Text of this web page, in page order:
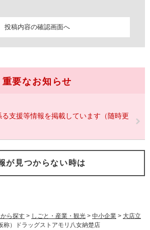
ら探す > しごと・産業・観光 > 中小企業 > 大店立
称）ドラッグストアモリ八女納楚店
重要なお知らせ
支援等情報を掲載しています（随時更
が見つからない時は